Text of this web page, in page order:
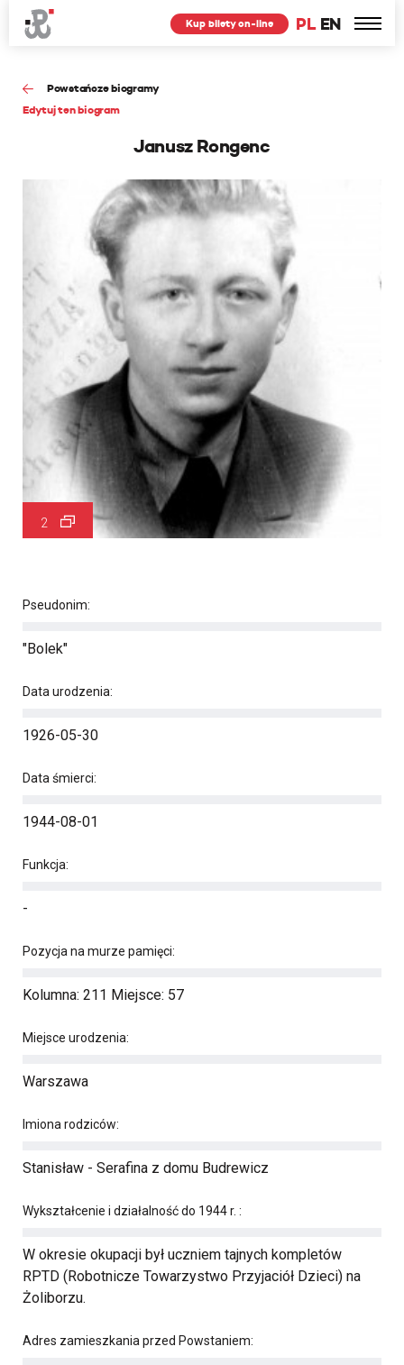
PL EN
Kup bilety on-line
Powstańcze biogramy
Edytuj ten biogram
Janusz Rongenc
2
Pseudonim:
"Bolek"
Data urodzenia:
1926-05-30
Data śmierci:
1944-08-01
Funkcja:
-
Pozycja na murze pamięci:
Kolumna: 211 Miejsce: 57
Miejsce urodzenia:
Warszawa
Imiona rodziców:
Stanisław - Serafina z domu Budrewicz
Wykształcenie i działalność do 1944 r. :
W okresie okupacji był uczniem tajnych kompletów
RPTD (Robotnicze Towarzystwo Przyjaciół Dzieci) na
Żoliborzu.
Adres zamieszkania przed Powstaniem: